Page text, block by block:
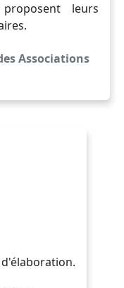
leurs
Associations